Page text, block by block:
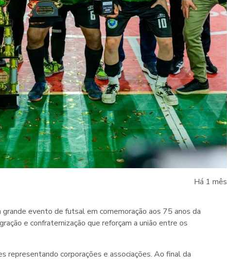
Há 1 mês
evento de futsal em comemoração aos 75 anos da
e confraternização que reforçam a união entre os
representando corporações e associações. Ao final da